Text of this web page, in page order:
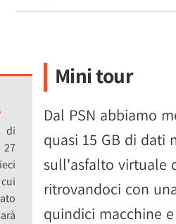
di
Mini tour
Dal PSN abbiamo
quasi 15 GB di dati
sull'asfalto virtuale
ritrovandoci con
quindici macchine